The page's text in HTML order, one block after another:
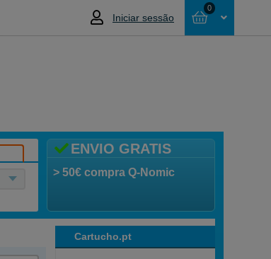
Iniciar sessão
0
ENVIO GRATIS
> 50€ compra Q-Nomic
Cartucho.pt